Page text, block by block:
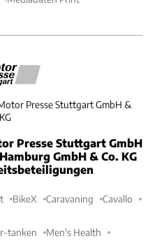
Presse Stuttgart GmbH &
Presse Stuttgart GmbH
GmbH & Co. KG
BikeX Caravaning Cavallo
tanken Men's Health